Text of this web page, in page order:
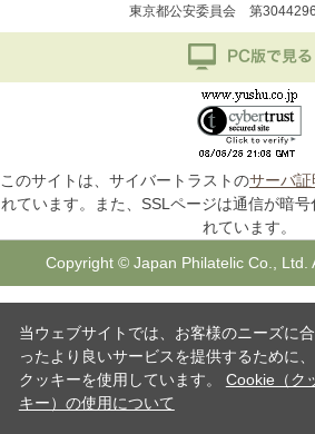
東京都公安委員会 第
このサイトは、サイバートラストのサーバ証
れています。また、SSLページは通信が暗
れています。
Copyright © Japan Philatelic Co., Ltd.
当ウェブサイトでは、お客様のニーズに合
ったより良いサービスを提供するために、
クッキーを使用しています。 Cookie（ク
キー）の使用について